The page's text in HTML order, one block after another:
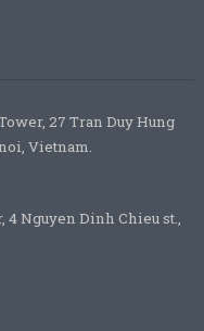
27 Tran Duy Hung
Vietnam.
Nguyen Dinh Chieu st.,